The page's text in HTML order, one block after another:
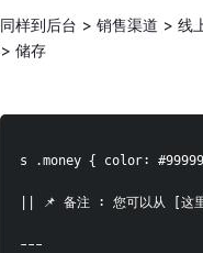
同样到后台 > 销售渠道 > 线
> 储存
s .money { color:
|| 📌 备注 : 您可以从 [这
---